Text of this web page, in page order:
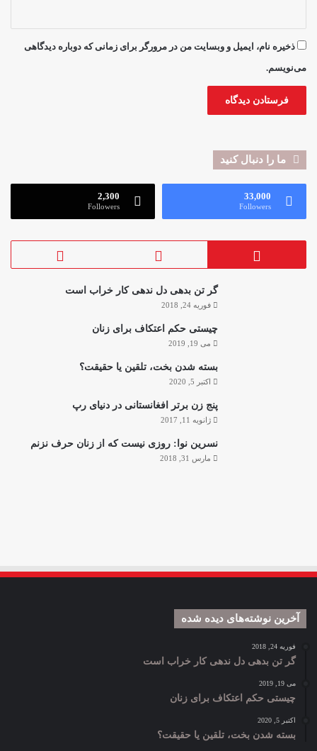
ذخیره نام، ایمیل و وبسایت من در مرورگر برای زمانی که دوباره دیدگاهی
می‌نویسم.
ما را دنبال کنید
33,000
Followers
2,300
Followers
گر تن بدهی دل ندهی کار خراب است
فوریه 24, 2018
چیستی حکم اعتکاف برای زنان
می 19, 2019
بسته شدن بخت، تلقین یا حقیقت؟
اکتبر 5, 2020
پنج زن برتر افغانستانی در دنیای رپ
ژانویه 11, 2017
نسرین نوا: روزی نیست که از زنان حرف نزنم
مارس 31, 2018
آخرین نوشته‌های دیده شده
فوریه 24, 2018
گر تن بدهی دل ندهی کار خراب است
می 19, 2019
چیستی حکم اعتکاف برای زنان
اکتبر 5, 2020
بسته شدن بخت، تلقین یا حقیقت؟